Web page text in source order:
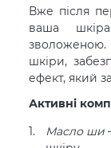
Вже після
ваша
шкіри,
ефект, який
Активні
Масло ши